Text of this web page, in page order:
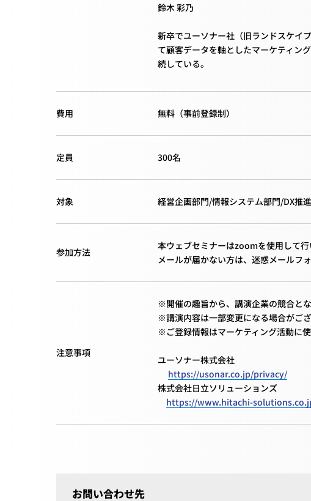
鈴木 彩乃
新卒でユーソナー社（旧ランドスケイ
て顧客データを軸としたマーケティン
続している。
費用 無料（事前登録制）
定員 300名
対象 経営企画部門/情報システム部門/DX推
参加方法
本ウェブセミナーはzoomを使用して行
メールが届かない方は、迷惑メールフ
注意事項
※開催の趣旨から、講演企業の競合と
※講演内容は一部変更になる場合がござ
※ご登録情報はマーケティング活動に
ユーソナー株式会社
https://usonar.co.jp/privacy/
株式会社日立ソリューションズ
https://www.hitachi-
お問い合わせ先